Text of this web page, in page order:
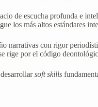
de escucha profunda e
los más altos estándares
narrativas con rigor
rige por el código
soft skills